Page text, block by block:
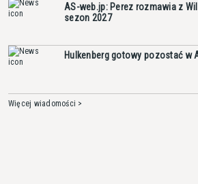
AS-web.jp: Perez rozmawia z
sezon 2027
Hulkenberg gotowy pozostać w
Więcej wiadomości >